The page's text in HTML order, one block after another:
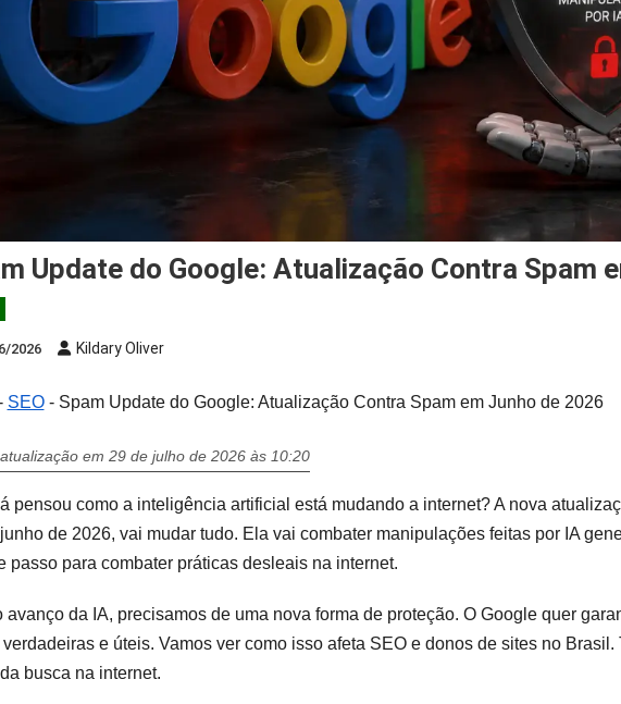
Update do Google: Atualização Contra Spam
2026 Kildary Oliver
SEO- Spam Update do Google: Atualização Contra Spam em Junho de 2026
em 29 de julho de 2026 às 10:20
pensou como a inteligência artificial está mudando a internet? A nova
de 2026, vai mudar tudo. Ela vai combater manipulações feitas por IA
passo para combater práticas desleais na internet.
avanço da IA, precisamos de uma nova forma de proteção. O Google quer
e úteis. Vamos ver como isso afeta SEO e donos de sites no Brasil.
busca na internet.